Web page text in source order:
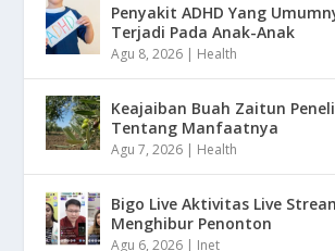
Penyakit ADHD Yang
Terjadi Pada Anak-Anak
Agu 8, 2026 | Health
Keajaiban Buah Zaitun
Tentang Manfaatnya
Agu 7, 2026 | Health
Bigo Live Aktivitas Live
Menghibur Penonton
Agu 6, 2026 | Inet